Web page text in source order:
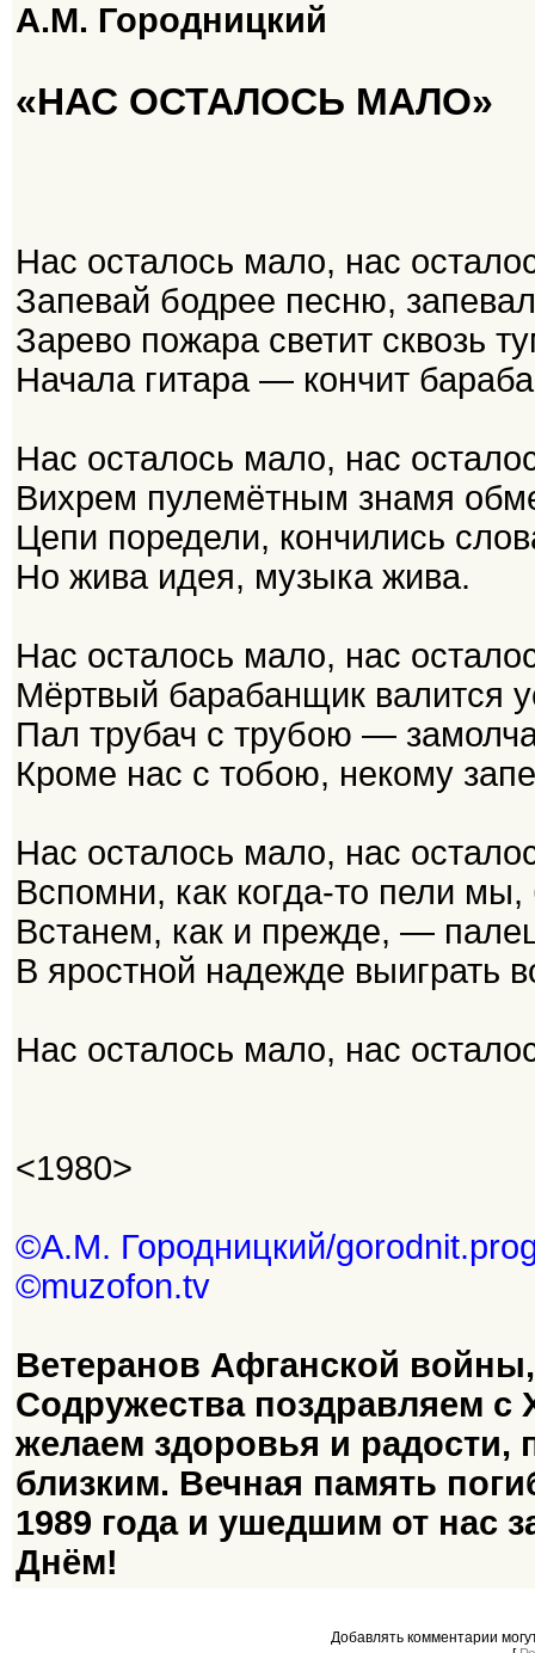
А.М. Городницкий
«НАС ОСТАЛОСЬ МАЛО»
Нас осталось мало, нас
Запевай бодрее песню,
Зарево пожара светит сквозь
Начала гитара — кончит
Нас осталось мало, нас
Вихрем пулемётным знамя
Цепи поредели, кончились
Но жива идея, музыка жива.
Нас осталось мало, нас
Мёртвый барабанщик валится
Пал трубач с трубою —
Кроме нас с тобою, некому
Нас осталось мало, нас
Вспомни, как когда-то пели
Встанем, как и прежде, —
В яростной надежде выиграть
Нас осталось мало, нас
<1980>
©А.М. Городницкий/
©muzofon.tv
Ветеранов Афганской
Содружества поздравляем
желаем здоровья и радости,
близким. Вечная память
1989 года и ушедшим от нас
Днём!
Добавлять комментарии